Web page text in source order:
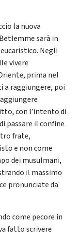
la nuova
sarà in
Negli
vivere
prima nel
a raggiungere, poi
con l’intento di
passare il confine
frate,
e non come
dei musulmani,
il massimo
pronunciate da
come pecore in
fatto scrivere